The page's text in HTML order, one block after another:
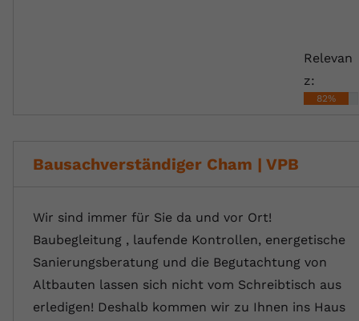
Relevan
z:
82%
Bausachverständiger Cham | VPB
Wir sind immer für Sie da und vor Ort!
Baubegleitung , laufende Kontrollen, energetische
Sanierungsberatung und die Begutachtung von
Altbauten lassen sich nicht vom Schreibtisch aus
erledigen! Deshalb kommen wir zu Ihnen ins Haus